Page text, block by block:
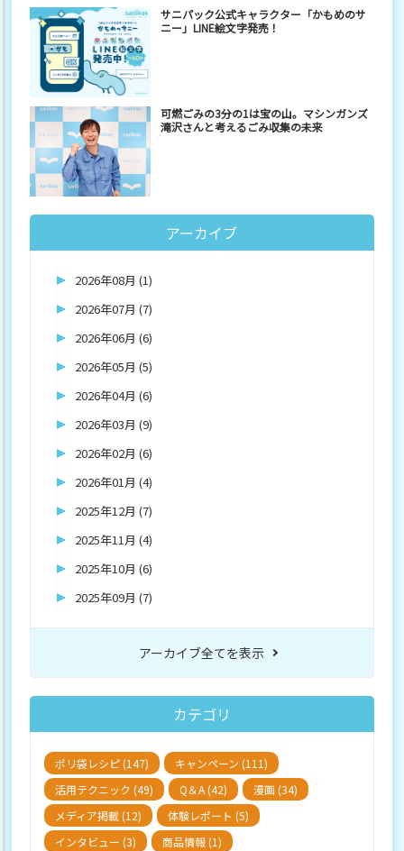
サニパック公式キャラクター「かもめのサ
ニー」LINE絵文字発売！
可燃ごみの3分の1は宝の山。マシンガンズ
滝沢さんと考えるごみ収集の未来
アーカイブ
2026年08月 (1)
2026年07月 (7)
2026年06月 (6)
2026年05月 (5)
2026年04月 (6)
2026年03月 (9)
2026年02月 (6)
2026年01月 (4)
2025年12月 (7)
2025年11月 (4)
2025年10月 (6)
2025年09月 (7)
アーカイブ全てを表示
カテゴリ
ポリ袋レシピ (147)
キャンペーン (111)
活用テクニック (49)
Q＆A (42)
漫画 (34)
メディア掲載 (12)
体験レポート (5)
インタビュー (3)
商品情報 (1)